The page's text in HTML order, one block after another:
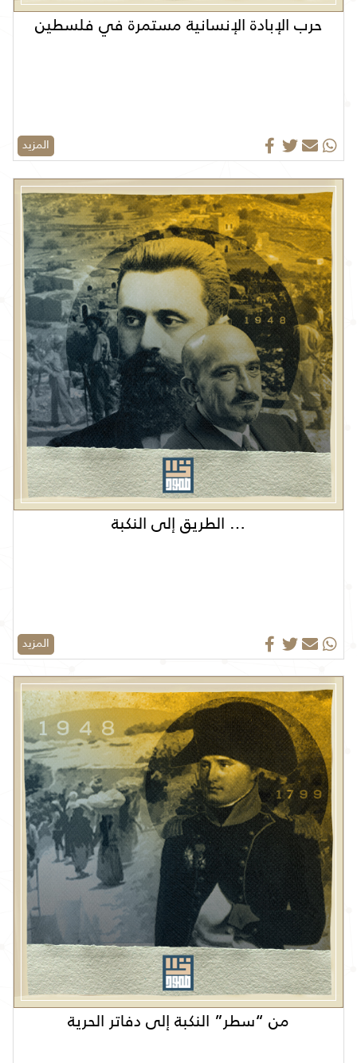
حرب الإبادة الإنسانية مستمرة في فلسطين
المزيد
… الطريق إلى النكبة
المزيد
من “سطر” النكبة إلى دفاتر الحرية